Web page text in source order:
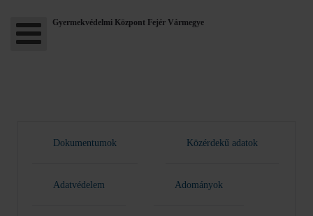
Gyermekvédelmi Központ Fejér Vármegye
Dokumentumok Közérdekű adatok
Adatvédelem Adományok